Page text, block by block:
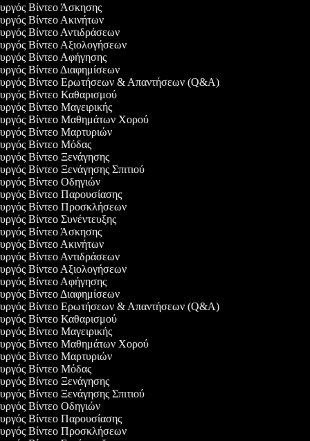
Βίντεο Άσκησης
Βίντεο Ακινήτων
Βίντεο Αντιδράσεων
Βίντεο Αξιολογήσεων
Βίντεο Αφήγησης
Βίντεο Διαφημίσεων
Βίντεο Ερωτήσεων & Απαντήσεων (Q&A)
Βίντεο Καθαρισμού
Βίντεο Μαγειρικής
Βίντεο Μαθημάτων Χορού
Βίντεο Μαρτυριών
Βίντεο Μόδας
Βίντεο Ξενάγησης
Βίντεο Ξενάγησης Σπιτιού
Βίντεο Οδηγιών
Βίντεο Παρουσίασης
Βίντεο Προσκλήσεων
Βίντεο Συνέντευξης
Βίντεο Άσκησης
Βίντεο Ακινήτων
Βίντεο Αντιδράσεων
Βίντεο Αξιολογήσεων
Βίντεο Αφήγησης
Βίντεο Διαφημίσεων
Βίντεο Ερωτήσεων & Απαντήσεων (Q&A)
Βίντεο Καθαρισμού
Βίντεο Μαγειρικής
Βίντεο Μαθημάτων Χορού
Βίντεο Μαρτυριών
Βίντεο Μόδας
Βίντεο Ξενάγησης
Βίντεο Ξενάγησης Σπιτιού
Βίντεο Οδηγιών
Βίντεο Παρουσίασης
Βίντεο Προσκλήσεων